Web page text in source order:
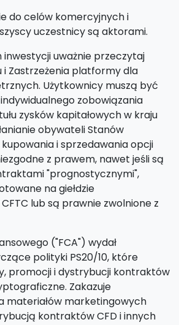
do celów komercyjnych i
uczestnicy są aktorami.
inwestycji uważnie przeczytaj
i Zastrzeżenia platformy dla
Użytkownicy muszą być
zobowiązania
zysków kapitałowych w kraju
obywateli Stanów
i sprzedawania opcji
z prawem, nawet jeśli są
"prognostycznymi",
na giełdzie
lub są prawnie zwolnione z
("FCA") wydał
polityki PS20/10, które
promocji i dystrybucji kontraktów
Zakazuje
materiałów marketingowych
kontraktów CFD i innych